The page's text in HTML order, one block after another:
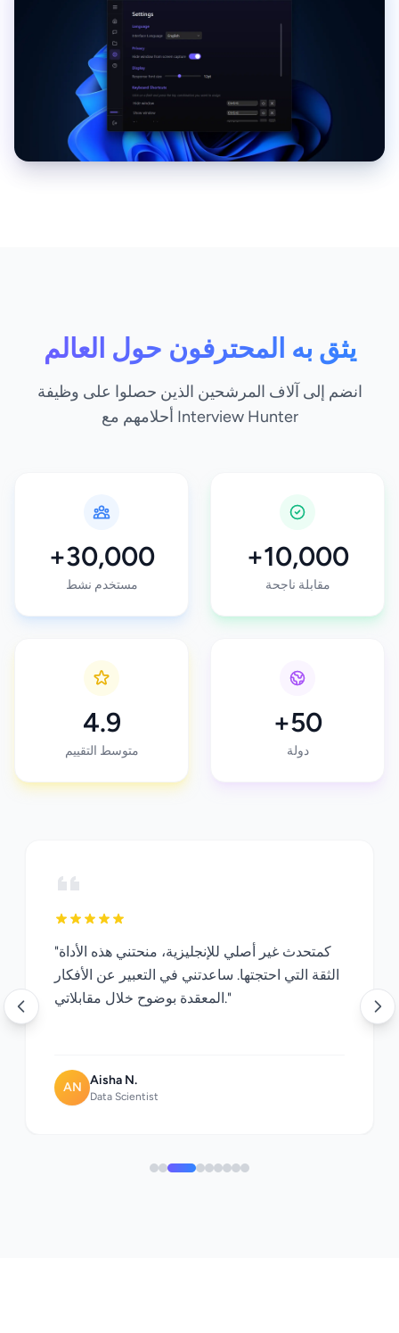
يثق به المحترفون حول العالم
انضم إلى آلاف المرشحين الذين حصلوا على وظيفة
أحلامهم مع Interview Hunter
+30,000
مستخدم نشط
+10,000
مقابلة ناجحة
4.9
متوسط التقييم
+50
دولة
"كمتحدث غير أصلي للإنجليزية، منحتني هذه الأداة
الثقة التي احتجتها. ساعدتني في التعبير عن الأفكار
المعقدة بوضوح خلال مقابلاتي."
AN Aisha N.
Data Scientist